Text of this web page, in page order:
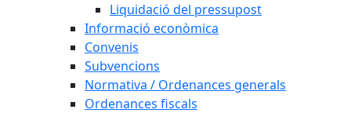
Liquidació del pressupost
Informació econòmica
Convenis
Subvencions
Normativa / Ordenances generals
Ordenances fiscals